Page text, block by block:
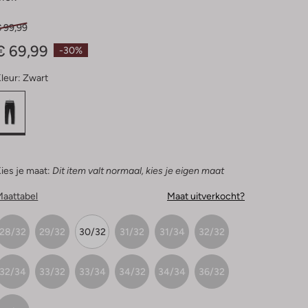
-30%
99,99
69,99
Zwart
je maat: Dit item valt normaal, kies je eigen maat
Maat uitverkocht?
32 29/32 30/32 31/32 31/34 32/32
34 33/32 33/34 34/32 34/34 36/32